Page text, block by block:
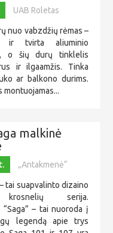
UAB Roletas
nuo vabzdžių rėmas –
ir tvirta aliuminio
o šių durų tinklelis
ir ilgaamžis. Tinka
ar balkono durims.
montuojamas...
malkinė
„Antakmenė“
tai suapvalinto dizaino
krosnelių serija.
“Saga” – tai nuoroda į
legendą apie trys